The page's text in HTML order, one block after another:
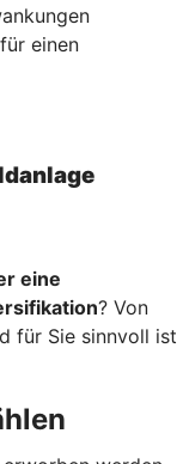
einen
eine
? Von
für Sie sinnvoll ist